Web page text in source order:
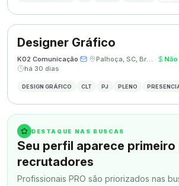
Designer Gráfico
K02 Comunicação· · Palhoça, SC, Brasil ·
há 30 dias
DESIGN GRÁFICO CLT PJ PLENO
DESTAQUE NAS BUSCAS
Seu perfil aparece primeiro
recrutadores
Profissionais PRO são priorizados nas